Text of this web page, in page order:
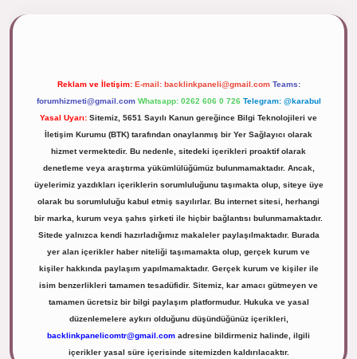
Reklam ve İletişim: E-mail: backlinkpaneli@gmail.com Teams:
forumhizmeti@gmail.com Whatsapp: 0262 606 0 726 Telegram: @karabul
Yasal Uyarı: Sitemiz, 5651 Sayılı Kanun gereğince Bilgi Teknolojileri ve
İletişim Kurumu (BTK) tarafından onaylanmış bir Yer Sağlayıcı olarak
hizmet vermektedir. Bu nedenle, sitedeki içerikleri proaktif olarak
denetleme veya araştırma yükümlülüğümüz bulunmamaktadır. Ancak,
üyelerimiz yazdıkları içeriklerin sorumluluğunu taşımakta olup, siteye üye
olarak bu sorumluluğu kabul etmiş sayılırlar. Bu internet sitesi, herhangi
bir marka, kurum veya şahıs şirketi ile hiçbir bağlantısı bulunmamaktadır.
Sitede yalnızca kendi hazırladığımız makaleler paylaşılmaktadır. Burada
yer alan içerikler haber niteliği taşımamakta olup, gerçek kurum ve
kişiler hakkında paylaşım yapılmamaktadır. Gerçek kurum ve kişiler ile
isim benzerlikleri tamamen tesadüfidir. Sitemiz, kar amacı gütmeyen ve
tamamen ücretsiz bir bilgi paylaşım platformudur. Hukuka ve yasal
düzenlemelere aykırı olduğunu düşündüğünüz içerikleri,
backlinkpanelicomtr@gmail.com adresine bildirmeniz halinde, ilgili
içerikler yasal süre içerisinde sitemizden kaldırılacaktır.